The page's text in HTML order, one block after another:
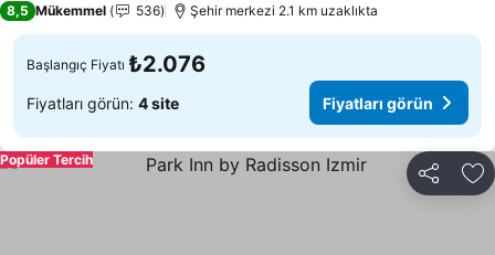
8,5 Mükemmel 536 Şehir merkezi 2.1 km uzaklıkta
Başlangıç Fiyatı ₺2.076
Fiyatları görün: 4 site Fiyatları görün
Paylaş
Popüler Tercih